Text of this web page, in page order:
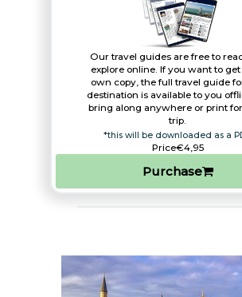
Our travel guides are free to
explore online. If you want to
own copy, the full travel guide
destination is available to you
bring along anywhere or print
trip.​
*this will be downloaded as a
Price€4,95
Purchase